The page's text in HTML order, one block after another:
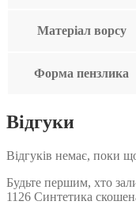
Матеріал ворсу
Форма пензлика
Відгуки
Відгуків немає, поки
Будьте першим, хто
1126 Синтетика